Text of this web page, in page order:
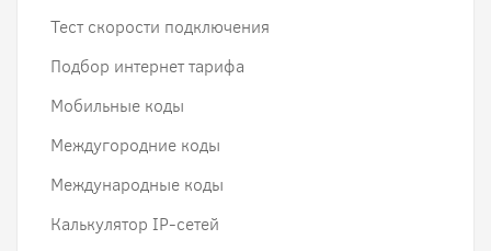
Тест скорости подключения
Подбор интернет тарифа
Мобильные коды
Междугородние коды
Международные коды
Калькулятор IP-сетей